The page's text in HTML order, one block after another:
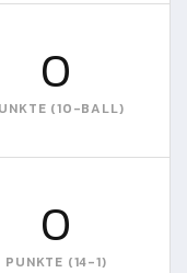
0
(10-BALL)
0
PUNKTE (14-1)